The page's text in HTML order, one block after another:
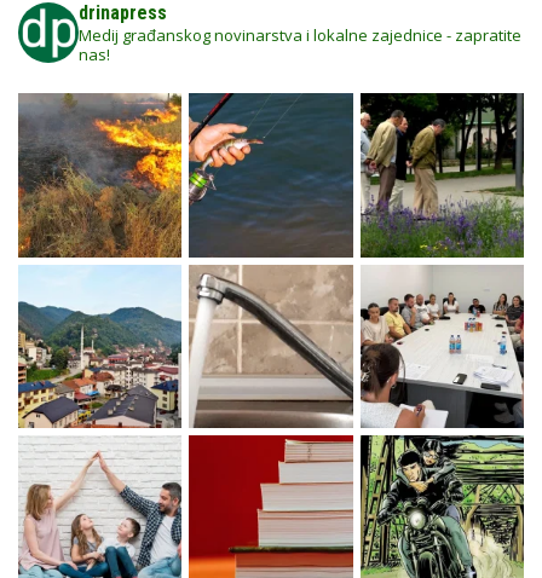
drinapress
Medij građanskog novinarstva i lokalne zajednice - zapratite
nas!